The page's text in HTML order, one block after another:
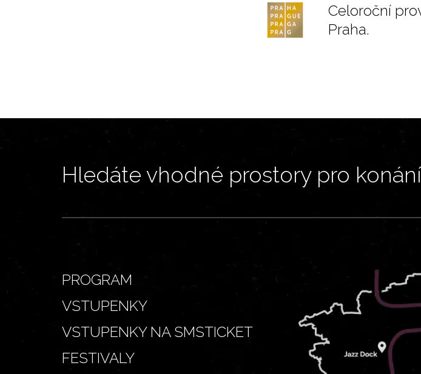
Celoroční
Praha.
Hledáte vhodné prostory pro
PROGRAM
VSTUPENKY
VSTUPENKY NA SMSTICKET
FESTIVALY